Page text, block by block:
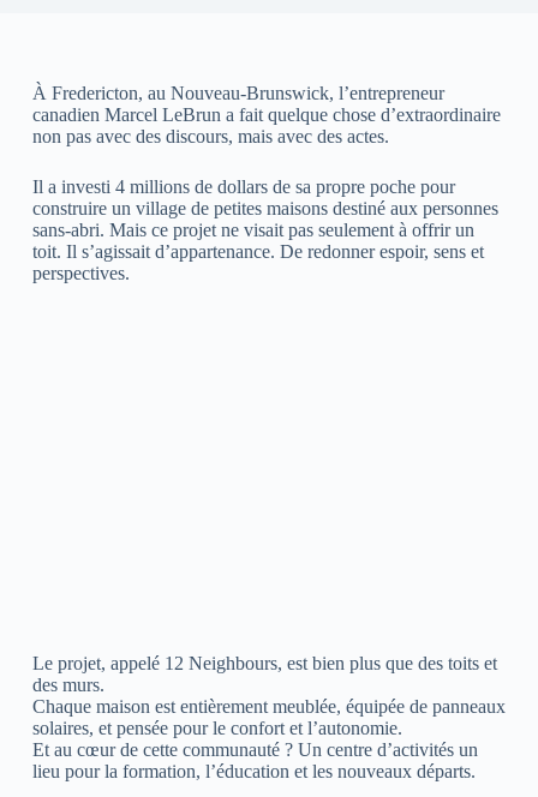
À Fredericton, au Nouveau-Brunswick, l’entrepreneur
canadien Marcel LeBrun a fait quelque chose d’extraordinaire
non pas avec des discours, mais avec des actes.
Il a investi 4 millions de dollars de sa propre poche pour
construire un village de petites maisons destiné aux personnes
sans-abri. Mais ce projet ne visait pas seulement à offrir un
toit. Il s’agissait d’appartenance. De redonner espoir, sens et
perspectives.
Le projet, appelé 12 Neighbours, est bien plus que des toits et
des murs.
Chaque maison est entièrement meublée, équipée de panneaux
solaires, et pensée pour le confort et l’autonomie.
Et au cœur de cette communauté ? Un centre d’activités un
lieu pour la formation, l’éducation et les nouveaux départs.